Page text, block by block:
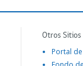
Otros
Portal